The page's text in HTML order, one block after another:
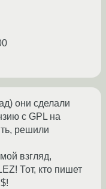
они сделали
с GPL на
решили
взгляд,
Тот, кто пишет